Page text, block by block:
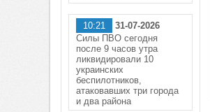
10:21
31-07-2026
Силы ПВО сегодня
после 9 часов утра
ликвидировали 10
украинских
беспилотников,
атаковавших три города
и два района